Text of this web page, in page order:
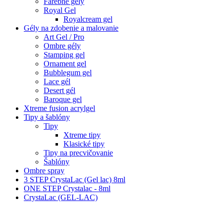
Royal Gel
Royalcream gel
Gély na zdobenie a malovanie
Art Gel / Pro
Ombre gély
Stamping gel
Ornament gel
Bubblegum gel
Lace gél
Desert gél
Baroque gel
Xtreme fusion acrylgel
Tipy a šablóny
Tipy
Xtreme tipy
Klasické tipy
Tipy na precvičovanie
Šablóny
Ombre spray
3 STEP CrystaLac (Gel lac) 8ml
ONE STEP Crystalac - 8ml
CrystaLac (GEL-LAC)